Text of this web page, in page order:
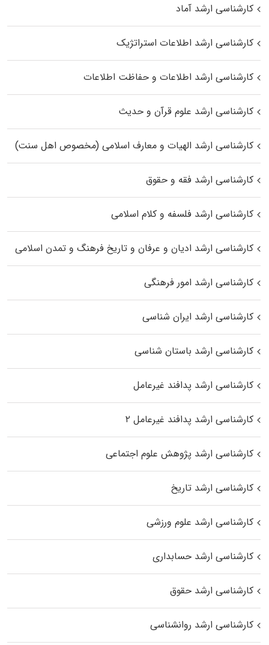
کارشناسی ارشد آماد
کارشناسی ارشد اطلاعات استراتژیک
کارشناسی ارشد اطلاعات و حفاظت اطلاعات
کارشناسی ارشد علوم قرآن و حدیث
کارشناسی ارشد الهیات و معارف اسلامی (مخصوص اهل سنت)
کارشناسی ارشد فقه و حقوق
کارشناسی ارشد فلسفه و کلام اسلامی
کارشناسی ارشد ادیان و عرفان و تاریخ فرهنگ و تمدن اسلامی
کارشناسی ارشد امور فرهنگی
کارشناسی ارشد ایران شناسی
کارشناسی ارشد باستان شناسی
کارشناسی ارشد پدافند غیرعامل
کارشناسی ارشد پدافند غیرعامل ۲
کارشناسی ارشد پژوهش علوم اجتماعی
کارشناسی ارشد تاریخ
کارشناسی ارشد علوم ورزشی
کارشناسی ارشد حسابداری
کارشناسی ارشد حقوق
کارشناسی ارشد روانشناسی